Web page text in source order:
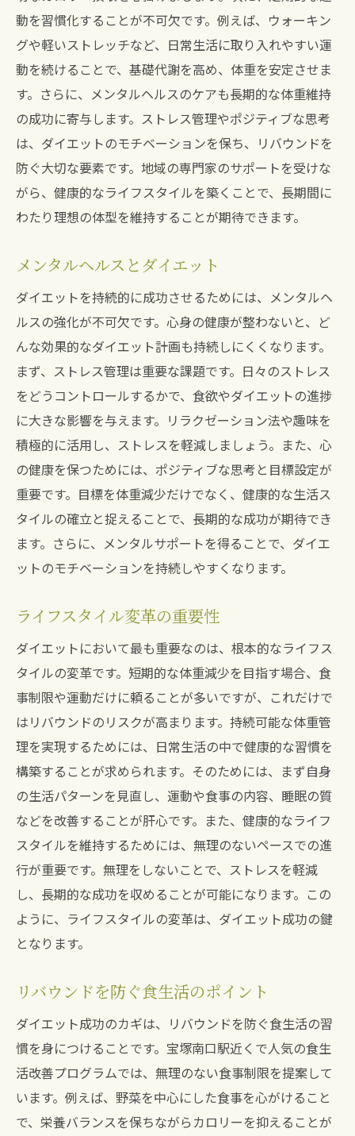
動を習慣化することが不可欠です。例えば、ウォーキン
グや軽いストレッチなど、日常生活に取り入れやすい運
動を続けることで、基礎代謝を高め、体重を安定させま
す。さらに、メンタルヘルスのケアも長期的な体重維持
の成功に寄与します。ストレス管理やポジティブな思考
は、ダイエットのモチベーションを保ち、リバウンドを
防ぐ大切な要素です。地域の専門家のサポートを受けな
がら、健康的なライフスタイルを築くことで、長期間に
わたり理想の体型を維持することが期待できます。
メンタルヘルスとダイエット
ダイエットを持続的に成功させるためには、メンタルヘ
ルスの強化が不可欠です。心身の健康が整わないと、ど
んな効果的なダイエット計画も持続しにくくなります。
まず、ストレス管理は重要な課題です。日々のストレス
をどうコントロールするかで、食欲やダイエットの進捗
に大きな影響を与えます。リラクゼーション法や趣味を
積極的に活用し、ストレスを軽減しましょう。また、心
の健康を保つためには、ポジティブな思考と目標設定が
重要です。目標を体重減少だけでなく、健康的な生活ス
タイルの確立と捉えることで、長期的な成功が期待でき
ます。さらに、メンタルサポートを得ることで、ダイエ
ットのモチベーションを持続しやすくなります。
ライフスタイル変革の重要性
ダイエットにおいて最も重要なのは、根本的なライフス
タイルの変革です。短期的な体重減少を目指す場合、食
事制限や運動だけに頼ることが多いですが、これだけで
はリバウンドのリスクが高まります。持続可能な体重管
理を実現するためには、日常生活の中で健康的な習慣を
構築することが求められます。そのためには、まず自身
の生活パターンを見直し、運動や食事の内容、睡眠の質
などを改善することが肝心です。また、健康的なライフ
スタイルを維持するためには、無理のないペースでの進
行が重要です。無理をしないことで、ストレスを軽減
し、長期的な成功を収めることが可能になります。この
ように、ライフスタイルの変革は、ダイエット成功の鍵
となります。
リバウンドを防ぐ食生活のポイント
ダイエット成功のカギは、リバウンドを防ぐ食生活の習
慣を身につけることです。宝塚南口駅近くで人気の食生
活改善プログラムでは、無理のない食事制限を提案して
います。例えば、野菜を中心にした食事を心がけること
で、栄養バランスを保ちながらカロリーを抑えることが